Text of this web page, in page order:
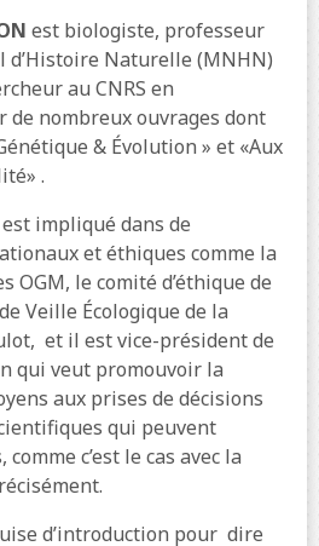
est biologiste, professeur
d’Histoire Naturelle (MNHN)
au CNRS en
nombreux ouvrages dont
& Évolution » et «Aux
.
impliqué dans de
et éthiques comme la
OGM, le comité d’éthique de
Veille Écologique de la
et il est vice-président de
qui veut promouvoir la
aux prises de décisions
qui peuvent
c’est le cas avec la
d’introduction pour dire